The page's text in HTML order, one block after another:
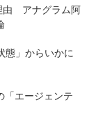
由 アナグラム阿
態」からいかに
エージェンテ